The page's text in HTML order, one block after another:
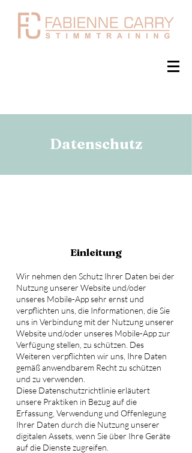
Datenschutz
Einleitung
Wir nehmen den Schutz Ihrer Daten bei der
Nutzung unserer Website und/oder
unseres Mobile-App sehr ernst und
verpflichten uns, die Informationen, die Sie
uns in Verbindung mit der Nutzung unserer
Website und/oder unseres Mobile-App zur
Verfügung stellen, zu schützen. Des
Weiteren verpflichten wir uns, Ihre Daten
gemäß anwendbarem Recht zu schützen
und zu verwenden.
Diese Datenschutzrichtlinie erläutert
unsere Praktiken in Bezug auf die
Erfassung, Verwendung und Offenlegung
Ihrer Daten durch die Nutzung unserer
digitalen Assets, wenn Sie über Ihre Geräte
auf die Dienste zugreifen.